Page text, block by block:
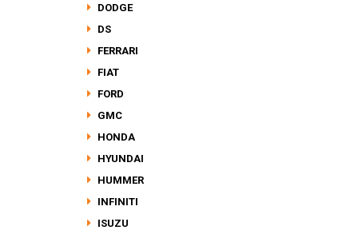
DODGE
DS
FERRARI
FIAT
FORD
GMC
HONDA
HYUNDAI
HUMMER
INFINITI
ISUZU